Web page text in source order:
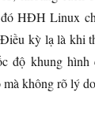
HĐH Linux
kỳ lạ là khi
độ khung
mà không rõ lý